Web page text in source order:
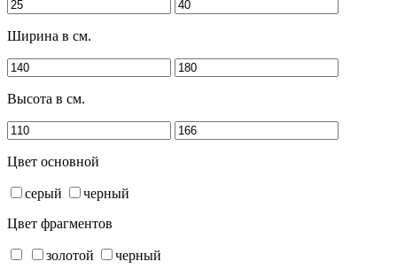
Ширина в см.
Высота в см.
Цвет основной
серый
черный
Цвет фрагментов
золотой
черный